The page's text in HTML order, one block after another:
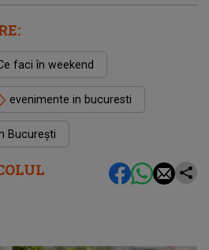
faci în weekend
evenimente in bucuresti
București